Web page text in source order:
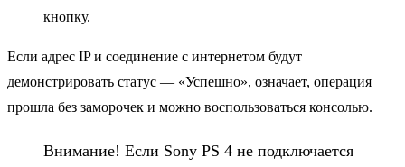
кнопку.
Если адрес IP и соединение с интернетом будут
демонстрировать статус — «Успешно», означает, операция
прошла без заморочек и можно воспользоваться консолью.
Внимание! Если Sony PS 4 не подключается